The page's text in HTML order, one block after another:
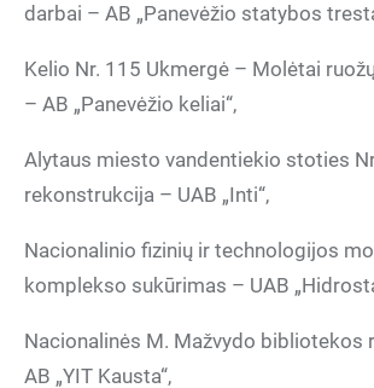
darbai – AB „Panevėžio statybos
Kelio Nr. 115 Ukmergė – Molėtai
– AB „Panevėžio keliai“,
Alytaus miesto vandentiekio stoties
rekonstrukcija – UAB „Inti“,
Nacionalinio fizinių ir technologijos
komplekso sukūrimas – UAB
Nacionalinės M. Mažvydo bibliotekos
AB „YIT Kausta“,